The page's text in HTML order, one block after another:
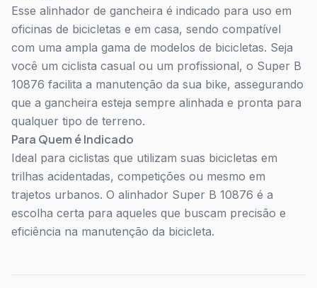
Esse alinhador de gancheira é indicado para uso em
oficinas de bicicletas e em casa, sendo compatível
com uma ampla gama de modelos de bicicletas. Seja
você um ciclista casual ou um profissional, o Super B
10876 facilita a manutenção da sua bike, assegurando
que a gancheira esteja sempre alinhada e pronta para
qualquer tipo de terreno.
Para Quem é Indicado
Ideal para ciclistas que utilizam suas bicicletas em
trilhas acidentadas, competições ou mesmo em
trajetos urbanos. O alinhador Super B 10876 é a
escolha certa para aqueles que buscam precisão e
eficiência na manutenção da bicicleta.